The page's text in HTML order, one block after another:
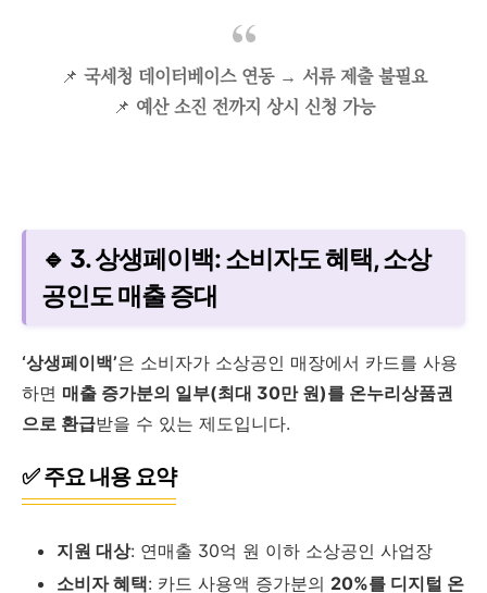
📌 국세청 데이터베이스 연동 → 서류 제출 불필요
📌 예산 소진 전까지 상시 신청 가능
🔹 3. 상생페이백: 소비자도 혜택, 소상
공인도 매출 증대
‘상생페이백’은 소비자가 소상공인 매장에서 카드를 사용
하면 매출 증가분의 일부(최대 30만 원)를 온누리상품권
으로 환급받을 수 있는 제도입니다.
✅ 주요 내용 요약
지원 대상: 연매출 30억 원 이하 소상공인 사업장
소비자 혜택: 카드 사용액 증가분의 20%를 디지털 온